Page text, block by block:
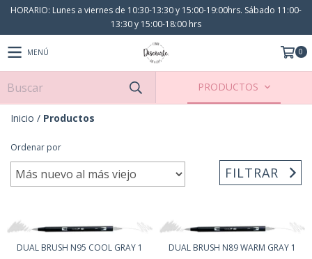
HORARIO: Lunes a viernes de 10:30-13:30 y 15:00-19:00hrs. Sábado 11:00-
13:30 y 15:00-18:00 hrs
MENÚ 0
PRODUCTOS
Inicio / Productos
Ordenar por
FILTRAR
DUAL BRUSH N95 COOL GRAY 1 DUAL BRUSH N89 WARM GRAY 1